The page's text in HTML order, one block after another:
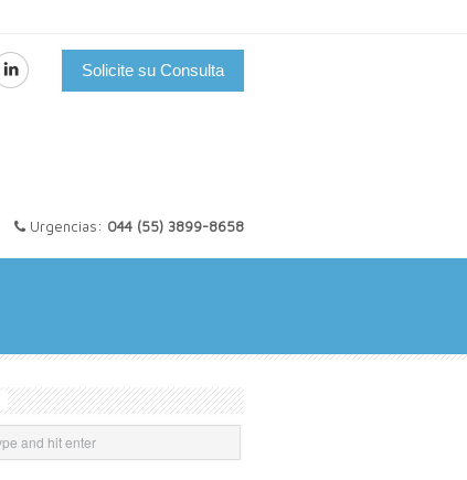
Solicite su Consulta
Urgencias: 044 (55) 3899-8658